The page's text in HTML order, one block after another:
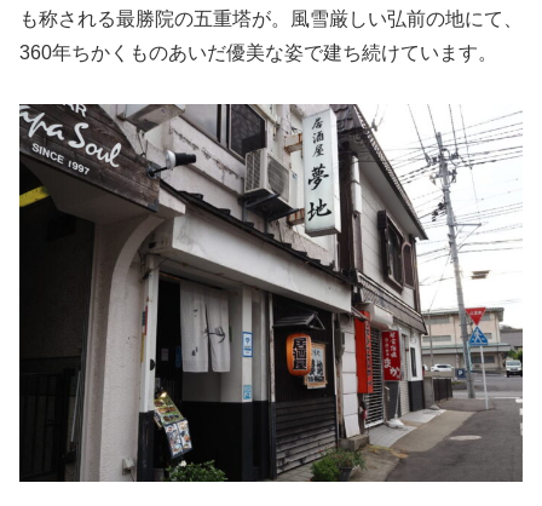
も称される最勝院の五重塔が。風雪厳しい弘前の地にて、
360年ちかくものあいだ優美な姿で建ち続けています。